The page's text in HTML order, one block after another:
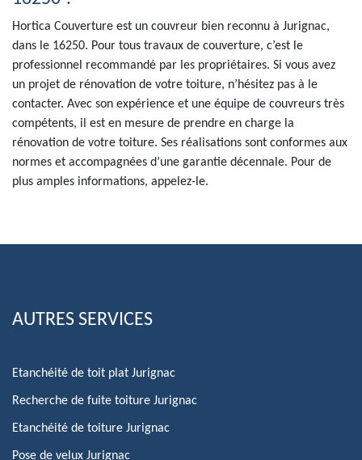
Hortica Couverture est un couvreur bien reconnu à Jurignac,
dans le 16250. Pour tous travaux de couverture, c’est le
professionnel recommandé par les propriétaires. Si vous avez
un projet de rénovation de votre toiture, n’hésitez pas à le
contacter. Avec son expérience et une équipe de couvreurs très
compétents, il est en mesure de prendre en charge la
rénovation de votre toiture. Ses réalisations sont conformes aux
normes et accompagnées d’une garantie décennale. Pour de
plus amples informations, appelez-le.
AUTRES SERVICES
Etanchéité de toit plat Jurignac
Recherche de fuite toiture Jurignac
Etanchéité de toiture Jurignac
Pose de velux Jurignac